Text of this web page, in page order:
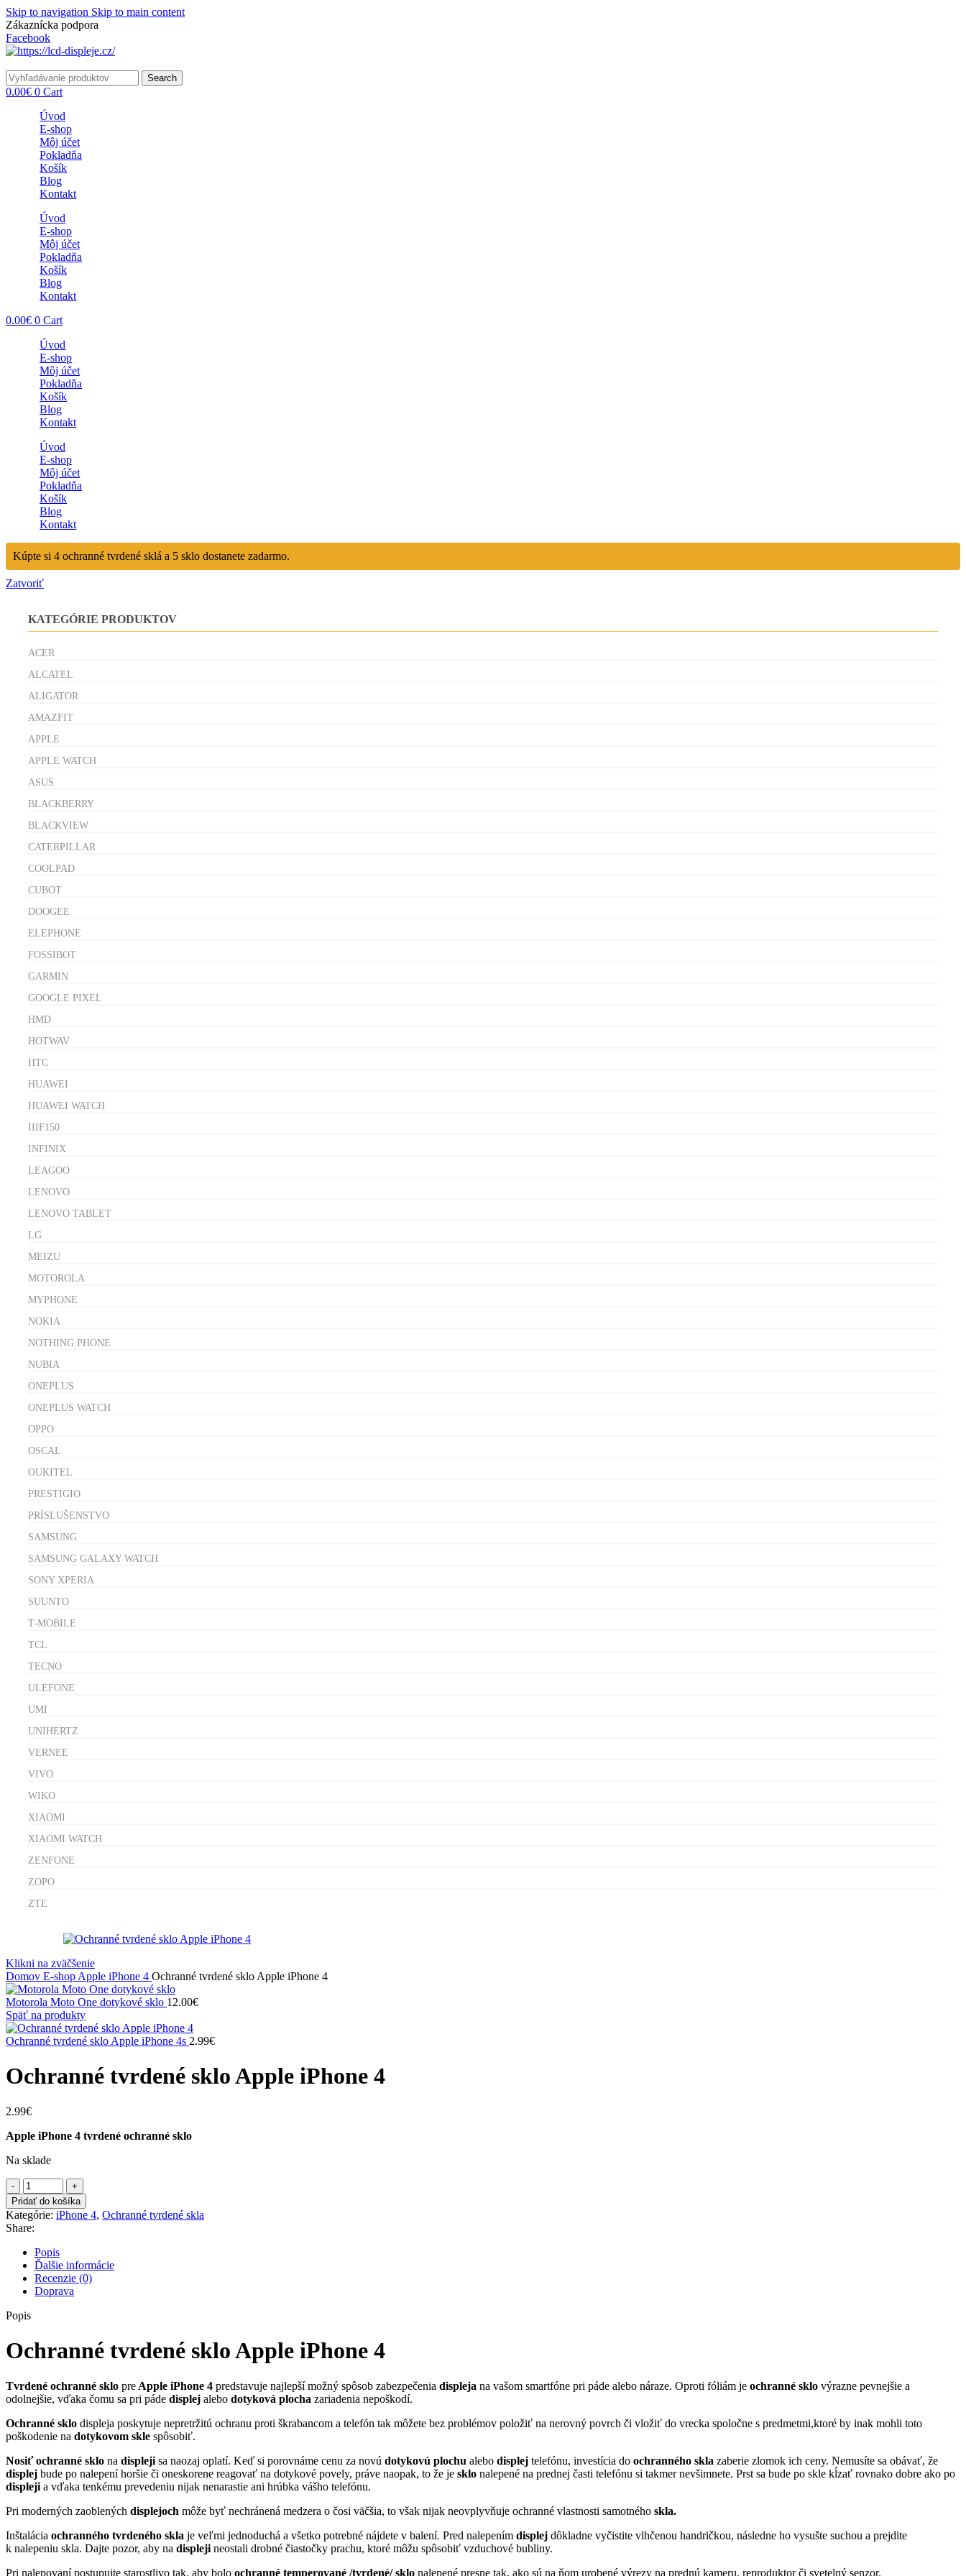
Skip to navigation Skip to main content
Zákaznícka podpora
Facebook
Search
0.00€ 0 Cart
Úvod
E-shop
Môj účet
Pokladňa
Košík
Blog
Kontakt
Úvod
E-shop
Môj účet
Pokladňa
Košík
Blog
Kontakt
0.00€ 0 Cart
Úvod
E-shop
Môj účet
Pokladňa
Košík
Blog
Kontakt
Úvod
E-shop
Môj účet
Pokladňa
Košík
Blog
Kontakt
Kúpte si 4 ochranné tvrdené sklá a 5 sklo dostanete zadarmo.
Zatvoriť
KATEGÓRIE PRODUKTOV
ACER
ALCATEL
ALIGATOR
AMAZFIT
APPLE
APPLE WATCH
ASUS
BLACKBERRY
BLACKVIEW
CATERPILLAR
COOLPAD
CUBOT
DOOGEE
ELEPHONE
FOSSIBOT
GARMIN
GOOGLE PIXEL
HMD
HOTWAV
HTC
HUAWEI
HUAWEI WATCH
IIIF150
INFINIX
LEAGOO
LENOVO
LENOVO TABLET
LG
MEIZU
MOTOROLA
MYPHONE
NOKIA
NOTHING PHONE
NUBIA
ONEPLUS
ONEPLUS WATCH
OPPO
OSCAL
OUKITEL
PRESTIGIO
PRÍSLUŠENSTVO
SAMSUNG
SAMSUNG GALAXY WATCH
SONY XPERIA
SUUNTO
T-MOBILE
TCL
TECNO
ULEFONE
UMI
UNIHERTZ
VERNEE
VIVO
WIKO
XIAOMI
XIAOMI WATCH
ZENFONE
ZOPO
ZTE
Klikni na zväčšenie
Domov E-shop Apple iPhone 4 Ochranné tvrdené sklo Apple iPhone 4
Motorola Moto One dotykové sklo 12.00€
Späť na produkty
Ochranné tvrdené sklo Apple iPhone 4s 2.99€
Ochranné tvrdené sklo Apple iPhone 4
2.99€
Apple iPhone 4 tvrdené ochranné sklo
Na sklade
množstvo
Ochranné
tvrdené
sklo
Apple
iPhone
4
Pridať do košíka
Kategórie: iPhone 4, Ochranné tvrdené skla
Share:
Popis
Ďalšie informácie
Recenzie (0)
Doprava
Popis
Ochranné tvrdené sklo Apple iPhone 4
Tvrdené ochranné sklo pre Apple iPhone 4 predstavuje najlepší možný spôsob zabezpečenia displeja na vašom smartfóne pri páde alebo náraze. Oproti fóliám je ochranné sklo výrazne pevnejšie a
odolnejšie, vďaka čomu sa pri páde displej alebo dotyková plocha zariadenia nepoškodí.
Ochranné sklo displeja poskytuje nepretržitú ochranu proti škrabancom a telefón tak môžete bez problémov položiť na nerovný povrch či vložiť do vrecka spoločne s predmetmi,ktoré by inak mohli toto
poškodenie na dotykovom skle spôsobiť.
Nosiť ochranné sklo na displeji sa naozaj oplatí. Keď si porovnáme cenu za novú dotykovú plochu alebo displej telefónu, investícia do ochranného skla zaberie zlomok ich ceny. Nemusíte sa obávať, že
displej bude po nalepení horšie či oneskorene reagovať na dotykové povely, práve naopak, to že je sklo nalepené na prednej časti telefónu si takmer nevšimnete. Prst sa bude po skle kĺzať rovnako dobre ako po
displeji a vďaka tenkému prevedeniu nijak nenarastie ani hrúbka vášho telefónu.
Pri moderných zaoblených displejoch môže byť nechránená medzera o čosi väčšia, to však nijak neovplyvňuje ochranné vlastnosti samotného skla.
Inštalácia ochranného tvrdeného skla je veľmi jednoduchá a všetko potrebné nájdete v balení. Pred nalepením displej dôkladne vyčistite vlhčenou handričkou, následne ho vysušte suchou a prejdite
k nalepeniu skla. Dajte pozor, aby na displeji neostali drobné čiastočky prachu, ktoré môžu spôsobiť vzduchové bubliny.
Pri nalepovaní postupujte starostlivo tak, aby bolo ochranné temperované /tvrdené/ sklo nalepené presne tak, ako sú na ňom urobené výrezy na prednú kameru, reproduktor či svetelný senzor.